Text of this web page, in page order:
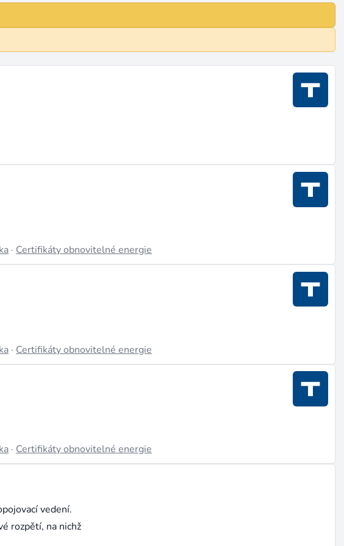
· Certifikáty obnovitelné energie
· Certifikáty obnovitelné energie
· Certifikáty obnovitelné energie
vedení.
rozpětí, na nichž